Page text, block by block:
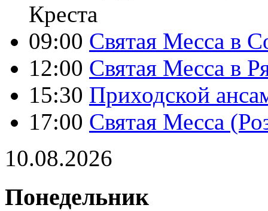
Креста
09:00 Святая Месса в
12:00 Святая Месса в
15:30 Приходской
17:00 Святая Месса
10.08.2026
Понедельник